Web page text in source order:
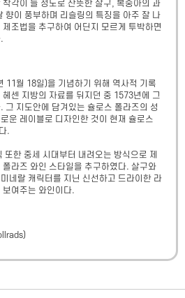
각이 들 정도로 산뜻한 살구, 복숭아의 과
향이 풍부하며 리슬링의 특징을 아주 잘 나
조법을 추구하여 어딘지 모르게 투박하면
11월 18일)을 기념하기 위해 역사적 기록
센 지방의 자료를 뒤지던 중 1573년에 그
그 지도안에 담겨있는 슐로스 폴라즈의 성
운 레이블로 디자인한 것이 현재 슐로스
.
또한 중세 시대부터 내려오는 방식으로 제
라즈 와인 스타일을 추구하였다. 살구와
네랄 캐릭터를 지닌 신선하고 드라이한 라
보여주는 와인이다.
)